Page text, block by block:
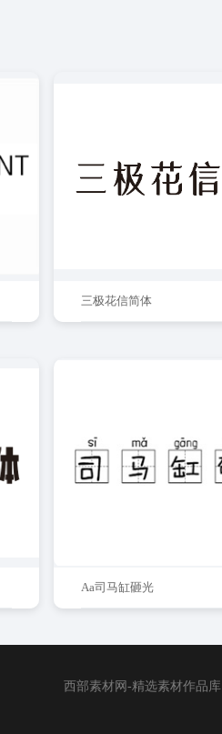
三极花信简体
Aa司马缸砸光
西部素材网-精选素材作品库